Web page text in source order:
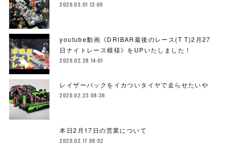
2020.03.01 12:00
youtube動画《DRIBAR最後のレース(T T)2月27
日ナイトレース模様》をUPいたしました！
2020.02.28 14:01
レイザーバックをイカついタイヤで走らせたいや
2020.02.23 08:36
本日2月17日の営業について
2020.02.17 08:52